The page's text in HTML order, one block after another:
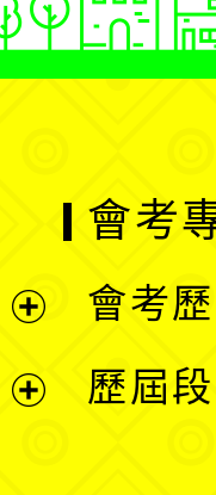
會考
會考
歷屆